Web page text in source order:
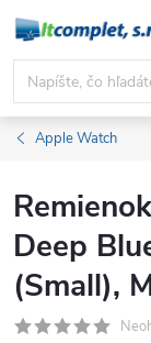
Prejsť
obsah
Apple Watch
Deep
(Small),